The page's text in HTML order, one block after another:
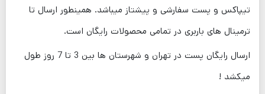
تیپاکس و پست سفارشی و پیشتاز میباشد. همینطور ارسال تا
ترمینال های باربری در تمامی محصولات رایگان است.
ارسال رایگان پست در تهران و شهرستان ها بین 3 تا 7 روز طول
میکشد !